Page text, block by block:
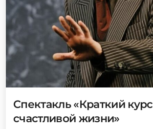
Спектакль «Краткий курс
счастливой жизни»